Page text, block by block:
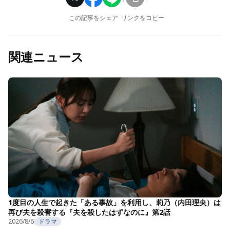
この記事をシェア リンクをコピー
関連ニュース
1度目の人生で起きた「ある事故」を利用し、莉乃（内田理央）は
再び夫を殺害する『夫を殺したはずなのに』第2話
2026/8/6 ドラマ